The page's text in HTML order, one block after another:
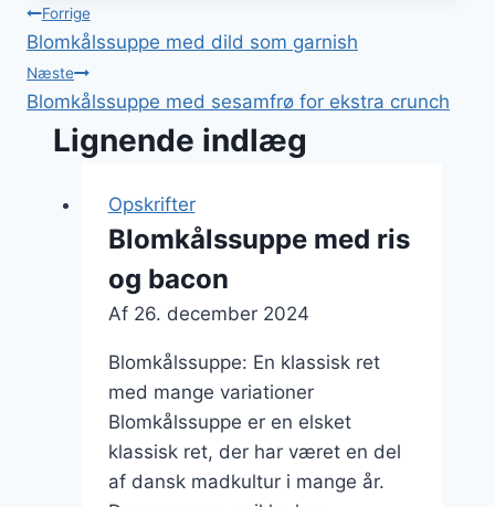
Indlægsnavigation
Forrige
Blomkålssuppe med dild som garnish
Næste
Blomkålssuppe med sesamfrø for ekstra crunch
Lignende indlæg
Opskrifter
Blomkålssuppe med ris
og bacon
Af 26. december 2024
Blomkålssuppe: En klassisk ret
med mange variationer
Blomkålssuppe er en elsket
klassisk ret, der har været en del
af dansk madkultur i mange år.